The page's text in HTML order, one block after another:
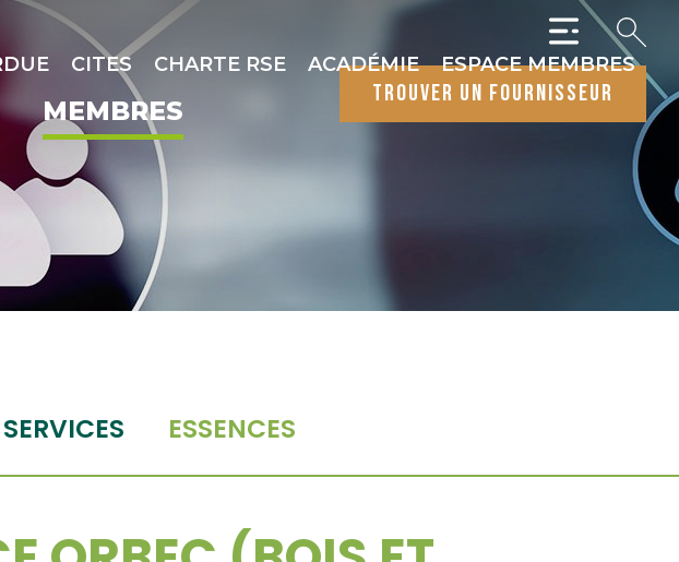
CITES CHARTE RSE ACADÉMIE ESPACE MEMBRES
MEMBRES
trouver un fournisseur
ESSENCES